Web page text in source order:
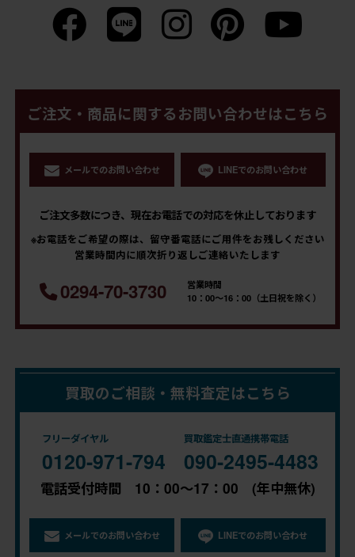
ご注文・商品に関するお問い合わせはこちら
メールでのお問い合わせ LINEでのお問い合わせ
ご注文多数につき、現在お電話での対応を休止しております
※お電話をご希望の際は、留守番電話にご用件をお残しください
営業時間内に順次折り返しご連絡いたします
0294-70-3730
営業時間
10：00～16：00（土日祝を除く）
買取のご相談・無料査定はこちら
フリーダイヤル
0120-971-794
買取鑑定士直通携帯電話
090-2495-4483
電話受付時間 10：00～17：00 (年中無休)
メールでのお問い合わせ LINEでのお問い合わせ